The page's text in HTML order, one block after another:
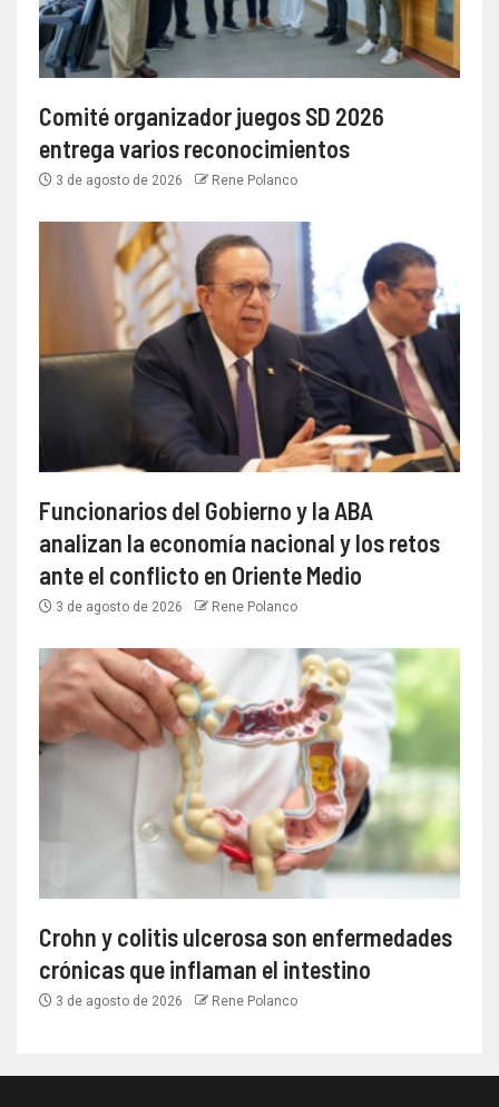
Comité organizador juegos SD 2026
entrega varios reconocimientos
3 de agosto de 2026 Rene Polanco
Funcionarios del Gobierno y la ABA
analizan la economía nacional y los retos
ante el conflicto en Oriente Medio
3 de agosto de 2026 Rene Polanco
Crohn y colitis ulcerosa son enfermedades
crónicas que inflaman el intestino
3 de agosto de 2026 Rene Polanco